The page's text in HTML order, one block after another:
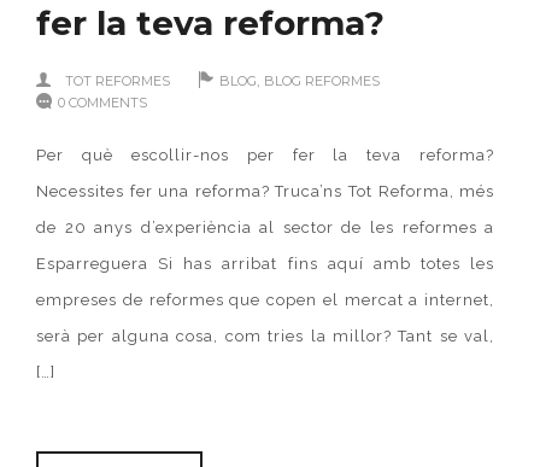
fer la teva reforma?
TOT REFORMES BLOG, BLOG REFORMES
0 COMMENTS
Per què escollir-nos per fer la teva reforma?
Necessites fer una reforma? Truca’ns Tot Reforma, més
de 20 anys d’experiència al sector de les reformes a
Esparreguera Si has arribat fins aquí amb totes les
empreses de reformes que copen el mercat a internet,
serà per alguna cosa, com tries la millor? Tant se val,
[…]